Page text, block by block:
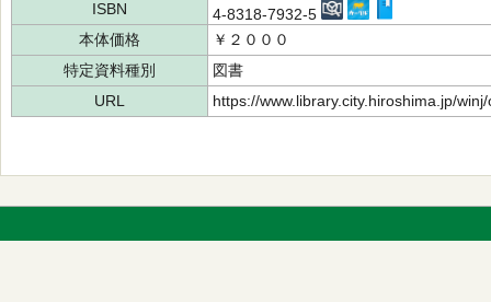
ISBN
4-8318-7932-5
本体価格
￥２０００
特定資料種別
図書
URL
https://www.library.city.hiroshima.jp/